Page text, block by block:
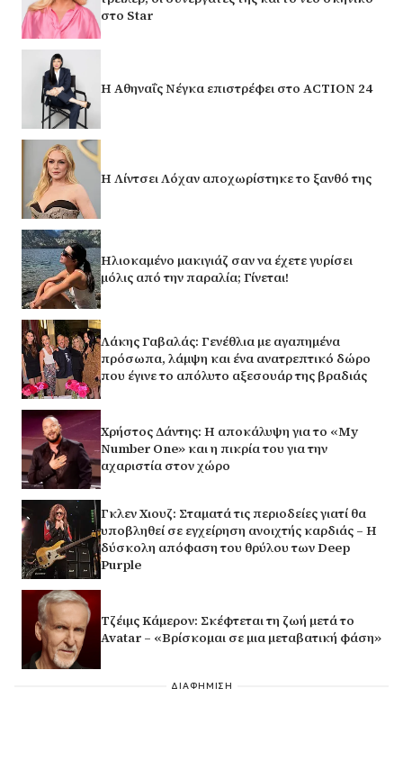
στο Star
Η Αθηναΐς Νέγκα επιστρέφει στο ACTION 24
Η Λίντσει Λόχαν αποχωρίστηκε το ξανθό της
Ηλιοκαμένο μακιγιάζ σαν να έχετε γυρίσει
μόλις από την παραλία; Γίνεται!
Λάκης Γαβαλάς: Γενέθλια με αγαπημένα
πρόσωπα, λάμψη και ένα ανατρεπτικό δώρο
που έγινε το απόλυτο αξεσουάρ της βραδιάς
Χρήστος Δάντης: Η αποκάλυψη για το «My
Number One» και η πικρία του για την
αχαριστία στον χώρο
Γκλεν Χιουζ: Σταματά τις περιοδείες γιατί θα
υποβληθεί σε εγχείρηση ανοιχτής καρδιάς – Η
δύσκολη απόφαση του θρύλου των Deep
Purple
Τζέιμς Κάμερον: Σκέφτεται τη ζωή μετά το
Avatar – «Βρίσκομαι σε μια μεταβατική φάση»
ΔΙΑΦΗΜΙΣΗ